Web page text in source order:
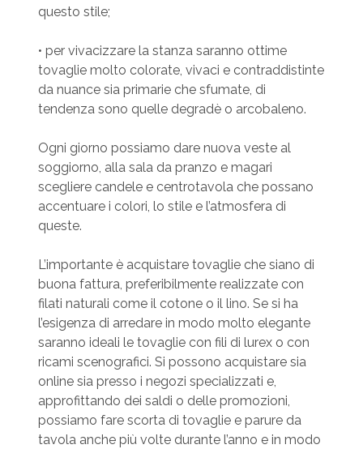
questo stile;
• per vivacizzare la stanza saranno ottime
tovaglie molto colorate, vivaci e contraddistinte
da nuance sia primarie che sfumate, di
tendenza sono quelle degradè o arcobaleno.
Ogni giorno possiamo dare nuova veste al
soggiorno, alla sala da pranzo e magari
scegliere candele e centrotavola che possano
accentuare i colori, lo stile e l’atmosfera di
queste.
L’importante è acquistare tovaglie che siano di
buona fattura, preferibilmente realizzate con
filati naturali come il cotone o il lino. Se si ha
l’esigenza di arredare in modo molto elegante
saranno ideali le tovaglie con fili di lurex o con
ricami scenografici. Si possono acquistare sia
online sia presso i negozi specializzati e,
approfittando dei saldi o delle promozioni,
possiamo fare scorta di tovaglie e parure da
tavola anche più volte durante l’anno e in modo